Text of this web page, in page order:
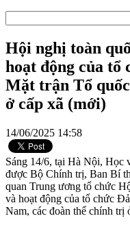
Hội nghị toàn
hoạt động của tổ
Mặt trận Tổ
ở cấp xã (mới)
14/06/2025 14:58
Sáng 14/6, tại Hà Nội,
được Bộ Chính trị, Ban Bí
quan Trung ương tổ chức
và hoạt động của tổ chức
Nam, các đoàn thể chính trị